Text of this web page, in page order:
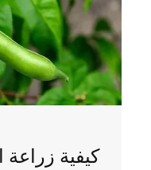
كيفية زراعة